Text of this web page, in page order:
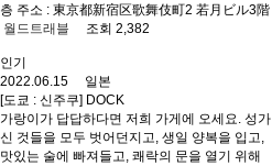
층 주소 : 東京都新宿区歌舞伎町2 若月ビル3階
월드트래블
조회 2,382
인기
2022.06.15 일본
[도쿄 : 신주쿠] DOCK
가랑이가 답답하다면 저희 가게에 오세요. 성가
신 것들을 모두 벗어던지고, 생일 양복을 입고,
맛있는 술에 빠져들고, 쾌락의 문을 열기 위해